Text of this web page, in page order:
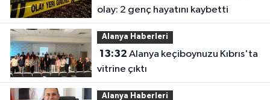
olay: 2 genç hayatını kaybetti
Alanya Haberleri
13:32
vitrine çıktı
Alanya Haberleri